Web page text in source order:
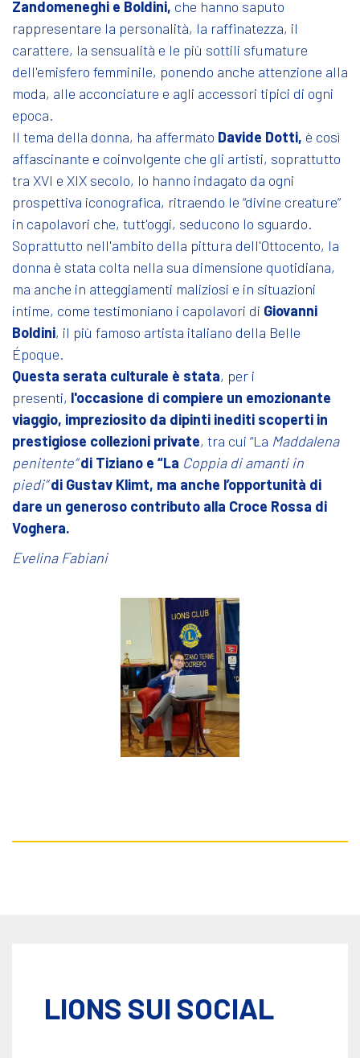
Zandomeneghi e Boldini, che hanno saputo
rappresentare la personalità, la raffinatezza, il
carattere, la sensualità e le più sottili sfumature
dell'emisfero femminile, ponendo anche attenzione alla
moda, alle acconciature e agli accessori tipici di ogni
epoca.
Il tema della donna, ha affermato Davide Dotti, è così
affascinante e coinvolgente che gli artisti, soprattutto
tra XVI e XIX secolo, lo hanno indagato da ogni
prospettiva iconografica, ritraendo le “divine creature”
in capolavori che, tutt'oggi, seducono lo sguardo.
Soprattutto nell'ambito della pittura dell'Ottocento, la
donna è stata colta nella sua dimensione quotidiana,
ma anche in atteggiamenti maliziosi e in situazioni
intime, come testimoniano i capolavori di Giovanni
Boldini, il più famoso artista italiano della Belle
Époque.
Questa serata culturale è stata, per i
presenti, l'occasione di compiere un emozionante
viaggio, impreziosito da dipinti inediti scoperti in
prestigiose collezioni private, tra cui “La Maddalena
penitente”di Tiziano e “La Coppia di amanti in
piedi”di Gustav Klimt, ma anche l’opportunità di
dare un generoso contributo alla Croce Rossa di
Voghera.
Evelina Fabiani
LIONS SUI SOCIAL